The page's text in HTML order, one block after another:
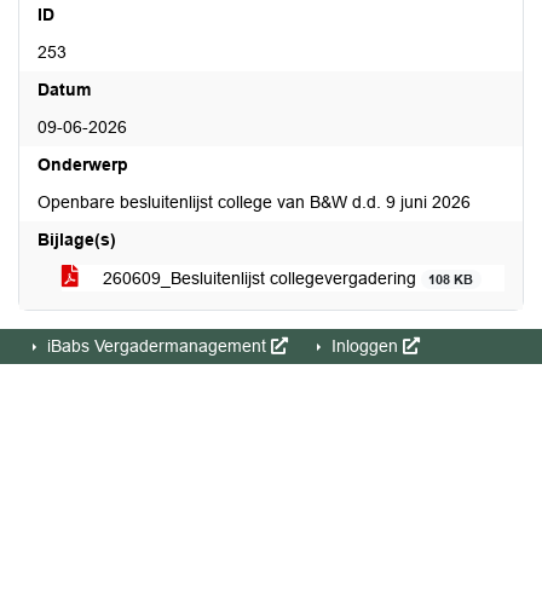
ID
253
Datum
09-06-2026
Onderwerp
Openbare besluitenlijst college van B&W d.d. 9 juni 2026
Bijlage(s)
260609_Besluitenlijst collegevergadering
108 KB
iBabs Vergadermanagement Inloggen